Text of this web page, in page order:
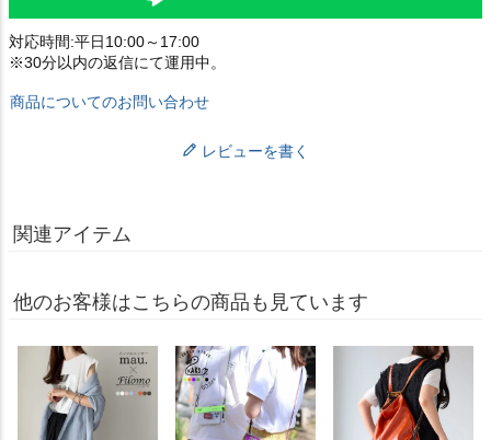
対応時間:平日10:00～17:00
※30分以内の返信にて運用中。
商品についてのお問い合わせ
レビューを書く
関連アイテム
他のお客様はこちらの商品も見ています